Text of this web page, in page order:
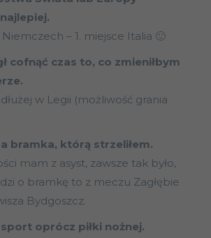
– 1. miejsce Italia 🙂
cofnąć czas to, co zmieniłbym
w Legii (możliwość grania
bramka, którą strzeliłem.
mam z asyst, zawsze tak było,
o bramkę to z meczu Zagłębie
Bydgoszcz.
oprócz piłki nożnej.